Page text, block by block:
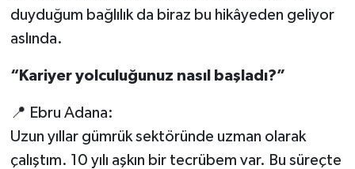
duyduğum bağlılık da biraz bu hikâyeden geliyor
aslında.
“Kariyer yolculuğunuz nasıl başladı?”
📍 Ebru Adana:
Uzun yıllar gümrük sektöründe uzman olarak
çalıştım. 10 yılı aşkın bir tecrübem var. Bu süreçte